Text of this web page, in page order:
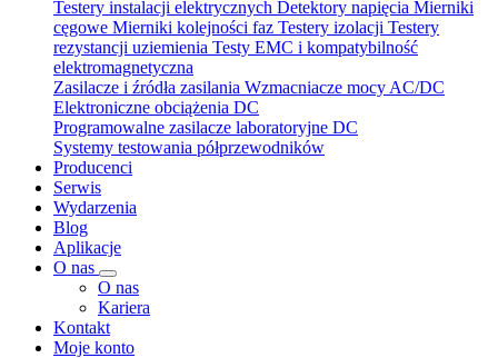
Testery instalacji elektrycznych Detektory napięcia Mierniki
cęgowe Mierniki kolejności faz Testery izolacji Testery
rezystancji uziemienia Testy EMC i kompatybilność
elektromagnetyczna
Zasilacze i źródła zasilania Wzmacniacze mocy AC/DC
Elektroniczne obciążenia DC
Programowalne zasilacze laboratoryjne DC
Systemy testowania półprzewodników
Producenci
Serwis
Wydarzenia
Blog
Aplikacje
O nas
O nas
Kariera
Kontakt
Moje konto